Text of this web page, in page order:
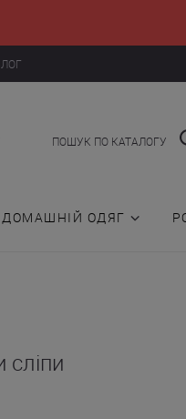
ПОШУК ПО КАТАЛОГУ
ДОМАШНІЙ ОДЯГ
сліпи